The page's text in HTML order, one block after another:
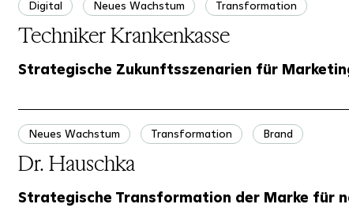
Digital Neues Wachstum Transformation
Techniker Krankenkasse
Strategische Zukunftsszenarien für
Neues Wachstum Transformation Brand
Dr. Hauschka
Strategische Transformation der Marke für